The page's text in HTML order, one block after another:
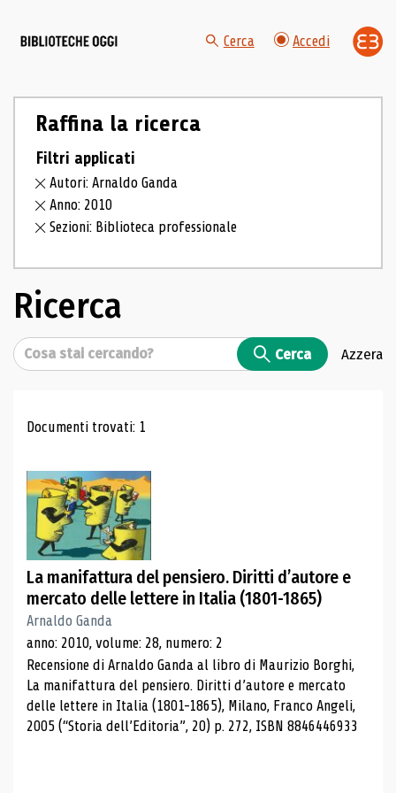
Cerca Accedi
Raffina la ricerca
Filtri applicati
Autori: Arnaldo Ganda
Anno: 2010
Sezioni: Biblioteca professionale
Ricerca
Cerca Cerca Azzera
Risultati di ricerca
Documenti trovati: 1
La manifattura del pensiero. Diritti d’autore e
mercato delle lettere in Italia (1801-1865)
Arnaldo Ganda
anno: 2010, volume: 28, numero: 2
Recensione di Arnaldo Ganda al libro di Maurizio Borghi,
La manifattura del pensiero. Diritti d’autore e mercato
delle lettere in Italia (1801-1865), Milano, Franco Angeli,
2005 (“Storia dell’Editoria”, 20) p. 272, ISBN 8846446933